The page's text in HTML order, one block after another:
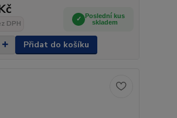
DPH
Poslední kus
skladem
Přidat do košíku